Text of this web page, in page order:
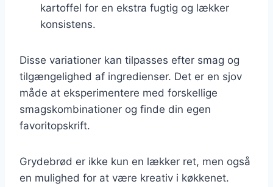
kartoffel for en ekstra fugtig og lækker
konsistens.
Disse variationer kan tilpasses efter smag og
tilgængelighed af ingredienser. Det er en sjov
måde at eksperimentere med forskellige
smagskombinationer og finde din egen
favoritopskrift.
Grydebrød er ikke kun en lækker ret, men også
en mulighed for at være kreativ i køkkenet.